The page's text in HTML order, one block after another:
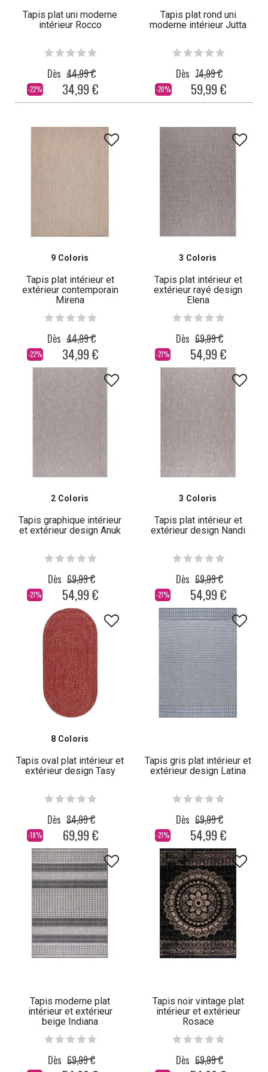
Tapis plat uni moderne
intérieur Rocco
-22%
Dès 44,99 €
34,99 €
Tapis plat rond uni
moderne intérieur Jutta
-20%
Dès 74,99 €
59,99 €
9 Coloris
Tapis plat intérieur et
extérieur contemporain
Mirena
-22%
Dès 44,99 €
34,99 €
3 Coloris
Tapis plat intérieur et
extérieur rayé design
Elena
-21%
Dès 69,99 €
54,99 €
2 Coloris
Tapis graphique intérieur
et extérieur design Anuk
-21%
Dès 69,99 €
54,99 €
3 Coloris
Tapis plat intérieur et
extérieur design Nandi
-21%
Dès 69,99 €
54,99 €
8 Coloris
Tapis oval plat intérieur et
extérieur design Tasy
-18%
Dès 84,99 €
69,99 €
Tapis gris plat intérieur et
extérieur design Latina
-21%
Dès 69,99 €
54,99 €
Tapis moderne plat
intérieur et extérieur
beige Indiana
Dès 69,99 €
Tapis noir vintage plat
intérieur et extérieur
Rosace
Dès 69,99 €